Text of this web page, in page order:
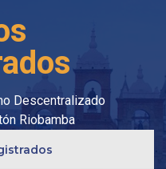
Descentralizado
Riobamba